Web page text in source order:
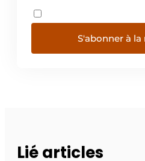
S'abonner à
Lié articles